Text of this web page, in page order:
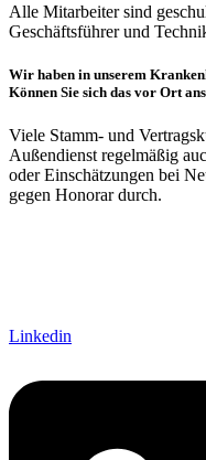
Alle Mitarbeiter sind
Geschäftsführer und
Wir haben in unserem
Können Sie sich das vor Ort
Viele Stamm- und
Außendienst regelmäßig
oder Einschätzungen bei
gegen Honorar durch.
Linkedin